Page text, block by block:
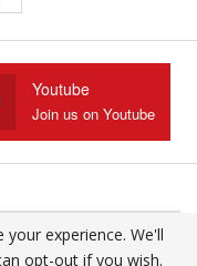
Youtube
Join us on Youtube
experience. We'll
opt-out if you wish.